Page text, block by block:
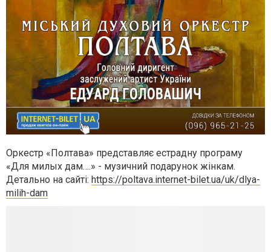
Оркестр «Полтава» представляє естрадну програму
«Для милых дам….» - музичний подарунок жінкам.
Детально на сайті: https://poltava.internet-bilet.ua/uk/dlya-
milih-dam